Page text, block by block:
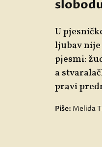
U
ljubav
pjesmi:
a
pravi
Piše: Melida